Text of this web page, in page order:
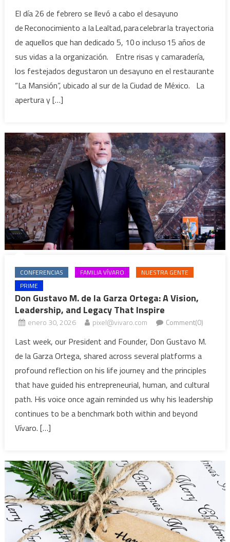
El día 26 de febrero se llevó a cabo el desayuno
de Reconocimiento a la Lealtad, para celebrar la trayectoria
de aquellos que han dedicado 5, 10 o incluso 15 años de
sus vidas a la organización. Entre risas y camaradería,
los festejados degustaron un desayuno en el restaurante
“La Mansión”, ubicado al sur de la Ciudad de México. La
apertura y […]
CONFERENCIAS FAMILIA VÍVARO
NUESTRA GENTE
PRIME
Don Gustavo M. de la Garza Ortega: A Vision,
Leadership, and Legacy That Inspire
enero 30, 2026 pixel@vivaro.com Comment(0)
Last week, our President and Founder, Don Gustavo M.
de la Garza Ortega, shared across several platforms a
profound reflection on his life journey and the principles
that have guided his entrepreneurial, human, and cultural
path. His voice once again reminded us why his leadership
continues to be a benchmark both within and beyond
Vívaro. […]